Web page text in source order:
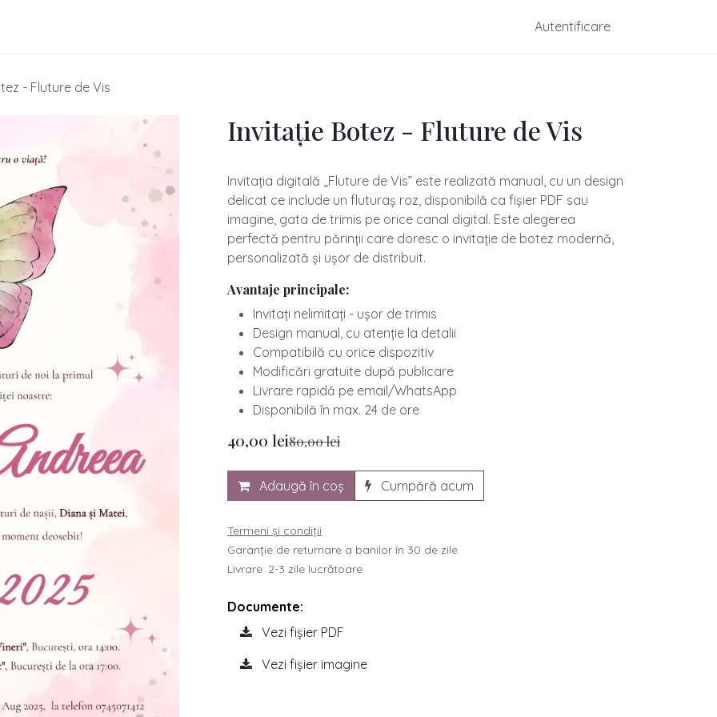
Contactați-ne
Autentificare
- Fluture de Vis
Invitație Botez - Fluture de Vis
Invitația digitală „Fluture de Vis” este realizată manual, cu un design
delicat ce include un fluturaș roz, disponibilă ca fișier PDF sau
imagine, gata de trimis pe orice canal digital. Este alegerea
perfectă pentru părinții care doresc o invitație de botez modernă,
personalizată și ușor de distribuit.
Avantaje principale:
Invitați nelimitați - ușor de trimis
​Design manual, cu atenție la detalii
​Compatibilă cu orice dispozitiv
​Modificări gratuite după publicare
​Livrare rapidă pe email/WhatsApp
​Disponibilă în max. 24 de ore
40,00 lei80,00lei
Adaugă în coș Cumpără acum
Termeni și condiții
Garanție de returnare a banilor în 30 de zile
Livrare: 2-3 zile lucrătoare
Documente:
Vezi fișier PDF
Vezi fișier imagine